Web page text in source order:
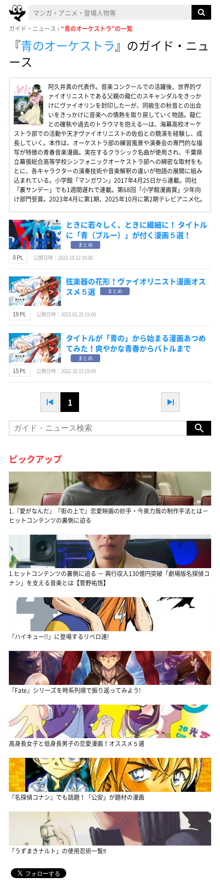
ガイド・ニュース “青のオーケストラ”の一覧
『青のオーケストラ』 のガイド・ニュ
ース
阿久井真の代表作。音楽コンクールでの活躍後、世界的ヴ
ァイオリニストである父親の龍仁のスキャンダルをきっか
けにヴァイオリンを封印した一が、同級生の秋音との出会
いをきっかけに音楽への情熱を取り戻していく物語。龍仁
との確執や過去のトラウマを抱える一は、海幕高校オーケ
ストラ部での活動や天才ヴァイオリニストの佐伯との競演を経験し、成
長していく。本作は、オーケストラ部の練習風景や演奏会の専門的な描
写が特徴の青春音楽漫画。実在するクラシック名曲が使用され、千葉県
立幕張総合高等学校シンフォニックオーケストラ部への綿密な取材をも
とに、各キャラクターの演奏技術や音楽解釈の違いが物語の展開に組み
込まれている。小学館「マンガワン」2017年4月25日から連載。同社
「裏サンデー」でも1週間遅れで連載。第68回「小学館漫画賞」少年向
け部門受賞。2023年4月に第1期、2025年10月に第2期テレビアニメ化。
ときに若々しく、ときに繊細に！ タイトル
に「青（ブルー）」が付く漫画５選！
まとめ
0 Pt. 公開日時：2023.10.12 19:00
弦楽器の花形！ヴァイオリニスト漫画オス
スメ５選
まとめ
19 Pt. 公開日時：2023.02.25 19:00
タイトルが「青の」から始まる漫画あつめ
てみた！爽やかな青春からバトルまで
まとめ
15 Pt. 公開日時：2022.10.15 19:00
1
ピックアップ
1.『愛がなんだ』『街の上で』恋愛映画の妙手・今泉力哉の制作手法とは－
ヒットコンテンツの裏側に迫る
1.ヒットコンテンツの裏側に迫る － 興行収入130億円突破「劇場版名探偵コ
ナン」を支える音楽とは【菅野祐悟】
『ハイキュー!!』に登場するリベロ達!
『Fate』シリーズを時系列順で振り返ってみよう!
高身長女子と低身長男子の恋愛漫画！オススメ５選
『名探偵コナン』でも話題！「公安」が題材の漫画
「うずまきナルト」の使用忍術一覧‼